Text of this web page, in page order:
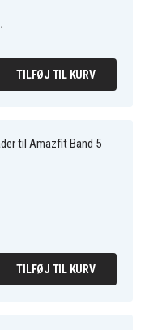
TILFØJ TIL KURV
til Amazfit Band 5
TILFØJ TIL KURV